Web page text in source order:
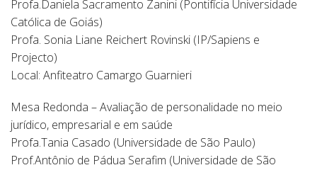
Profa.Daniela Sacramento Zanini (Pontifícia Universidade
Católica de Goiás)
Profa. Sonia Liane Reichert Rovinski (IP/Sapiens e
Projecto)
Local: Anfiteatro Camargo Guarnieri
Mesa Redonda – Avaliação de personalidade no meio
jurídico, empresarial e em saúde
Profa.Tania Casado (Universidade de São Paulo)
Prof.Antônio de Pádua Serafim (Universidade de São